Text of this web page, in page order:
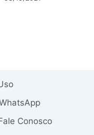
Conosco